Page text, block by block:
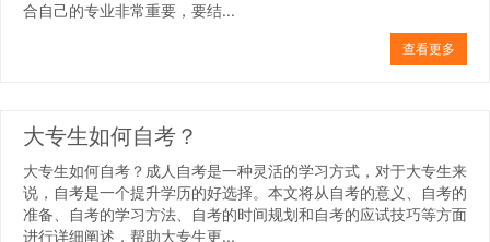
合自己的专业非常重要，要结...
查看更多
大专生如何自考？
大专生如何自考？成人自考是一种灵活的学习方式，对于大专生来
说，自考是一个提升学历的好选择。本文将从自考的意义、自考的
准备、自考的学习方法、自考的时间规划和自考的应试技巧等方面
进行详细阐述，帮助大专生更...